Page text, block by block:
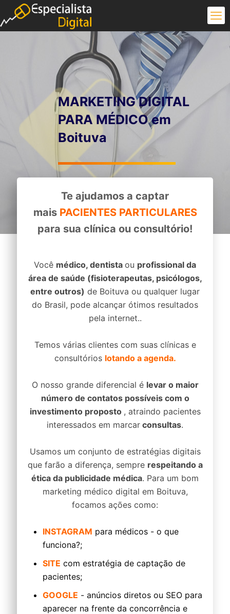
MARKETING DIGITAL
PARA MÉDICO em
Boituva
Te ajudamos a captar
mais PACIENTES PARTICULARES
para sua clínica ou consultório!
Você médico, dentista ou profissional da
área de saúde (fisioterapeutas, psicólogos,
entre outros) de Boituva ou qualquer lugar
do Brasil, pode alcançar ótimos resultados
pela internet..
Temos várias clientes com suas clínicas e
consultórios lotando a agenda.
O nosso grande diferencial é levar o maior
número de contatos possíveis com o
investimento proposto , atraindo pacientes
interessados em marcar consultas.
Usamos um conjunto de estratégias digitais
que farão a diferença, sempre respeitando a
ética da publicidade médica. Para um bom
marketing médico digital em Boituva,
focamos ações como:
INSTAGRAM para médicos - o que
funciona?;
SITE com estratégia de captação de
pacientes;
GOOGLE - anúncios diretos ou SEO para
aparecer na frente da concorrência e